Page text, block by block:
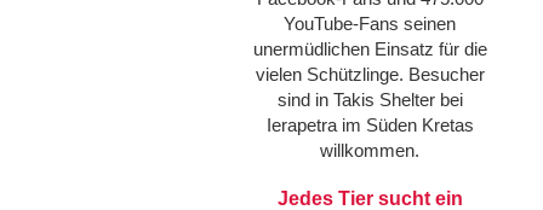
YouTube-Fans seinen
unermüdlichen Einsatz für die
vielen Schützlinge. Besucher
sind in Takis Shelter bei
Ierapetra im Süden Kretas
willkommen.
Jedes Tier sucht ein